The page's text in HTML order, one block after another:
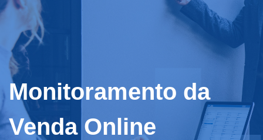
content
Monitoramento da
Venda Online